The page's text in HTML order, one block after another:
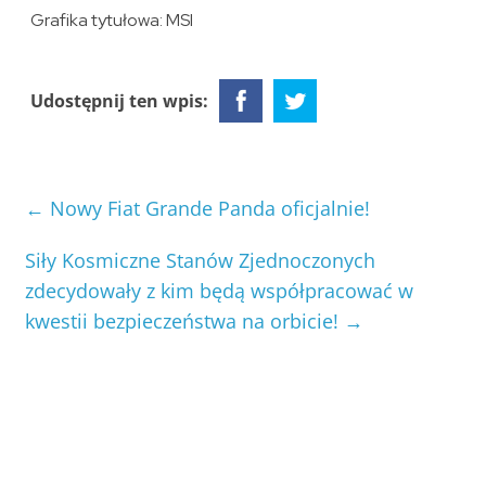
Grafika tytułowa: MSI
Udostępnij ten wpis:
← Nowy Fiat Grande Panda oficjalnie!
Siły Kosmiczne Stanów Zjednoczonych
zdecydowały z kim będą współpracować w
kwestii bezpieczeństwa na orbicie! →